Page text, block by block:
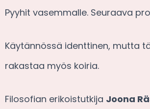
Pyyhit vasemmalle. Seuraava
Käytännössä identtinen, mutta
rakastaa myös koiria.
Filosofian erikoistutkija Joona